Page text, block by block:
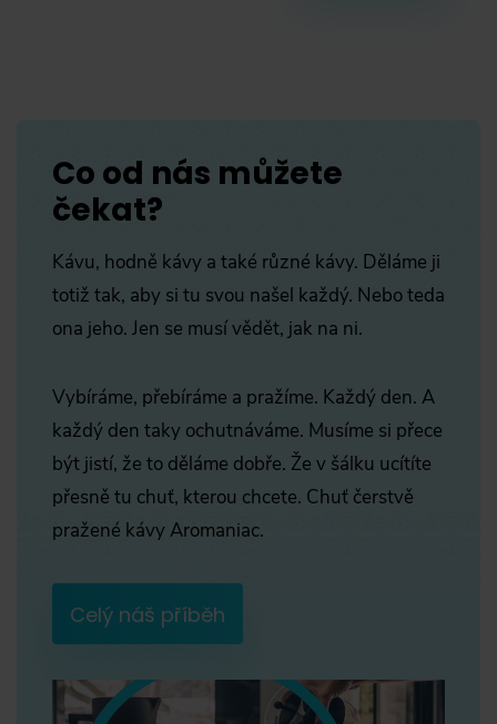
Co od nás můžete
čekat?
Kávu, hodně kávy a také různé kávy. Děláme ji
totiž tak, aby si tu svou našel každý. Nebo teda
ona jeho. Jen se musí vědět, jak na ni.
Vybíráme, přebíráme a pražíme. Každý den. A
každý den taky ochutnáváme. Musíme si přece
být jistí, že to děláme dobře. Že v šálku ucítíte
přesně tu chuť, kterou chcete. Chuť čerstvě
pražené kávy Aromaniac.
Celý náš příběh